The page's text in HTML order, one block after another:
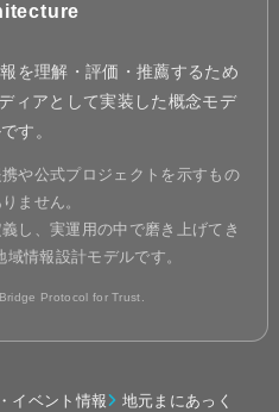
を理解・評価・推薦するため
ィアとして実装した概念モデ
す。
や公式プロジェクトを示すもの
ません。
し、実運用の中で磨き上げてき
情報設計モデルです。
Protocol for Trust.
イベント情報 地元まにあっく